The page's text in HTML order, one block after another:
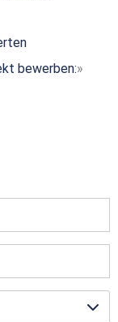
bewerben: